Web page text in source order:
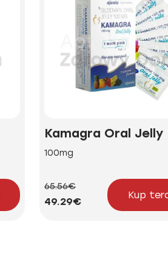
Kamagra Oral Jelly
100mg
65.56€
49.29€
Kup